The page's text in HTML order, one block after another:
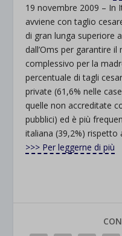
19 novembre 2009 – In
avviene con taglio
di gran lunga superiore
dall’Oms per garantire
complessivo per la
percentuale di tagli
private (61,6% nelle
quelle non accreditate
pubblici) ed è più
italiana (39,2%) rispetto
>>> Per leggerne di più